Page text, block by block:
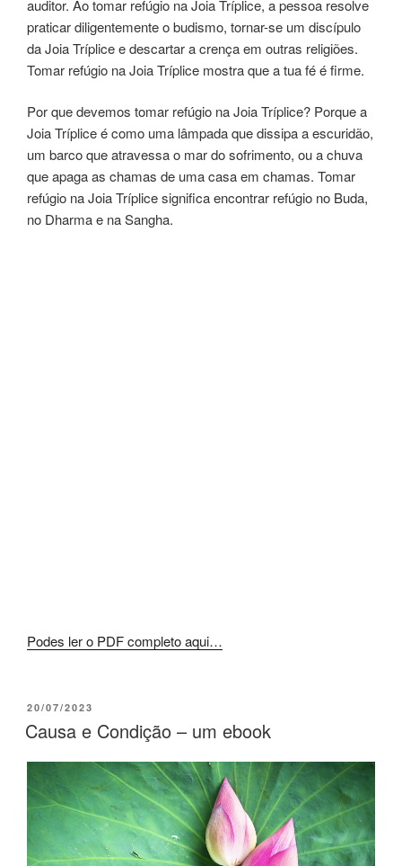
auditor. Ao tomar refúgio na Joia Tríplice, a pessoa resolve
praticar diligentemente o budismo, tornar-se um discípulo
da Joia Tríplice e descartar a crença em outras religiões.
Tomar refúgio na Joia Tríplice mostra que a tua fé é firme.
Por que devemos tomar refúgio na Joia Tríplice? Porque a
Joia Tríplice é como uma lâmpada que dissipa a escuridão,
um barco que atravessa o mar do sofrimento, ou a chuva
que apaga as chamas de uma casa em chamas. Tomar
refúgio na Joia Tríplice significa encontrar refúgio no Buda,
no Dharma e na Sangha.
Podes ler o PDF completo aqui…
20/07/2023
Causa e Condição – um ebook